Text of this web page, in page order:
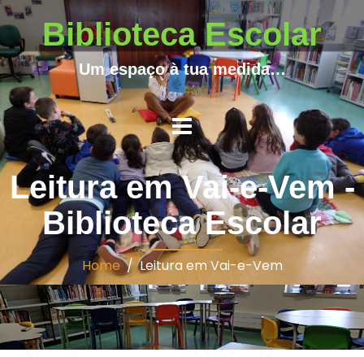
Biblioteca Escolar
Um espaço à tua medida…
Leitura em Vai-e-Vem -
Biblioteca Escolar
Home/ Leitura em Vai-e-Vem